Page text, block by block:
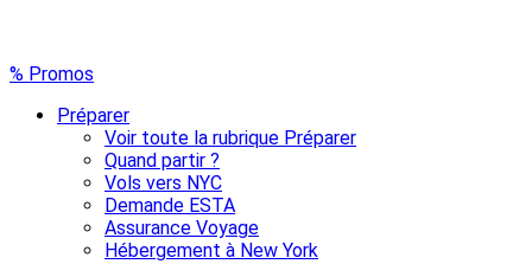
% Promos
Préparer
Voir toute la rubrique Préparer
Quand partir ?
Vols vers NYC
Demande ESTA
Assurance Voyage
Hébergement à New York